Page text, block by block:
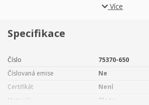
Více
Specifikace
Číslo
75370-650
Číslovaná emise
Ne
Certifikát
Není
Materiál
Zlato